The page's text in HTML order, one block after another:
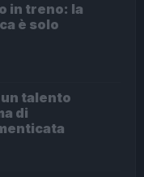
in treno: la
è solo
talento
di